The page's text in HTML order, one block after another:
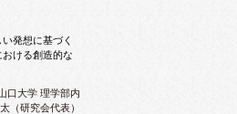
発想に基づく
ける創造的な
口大学 理学部内
（研究会代表）